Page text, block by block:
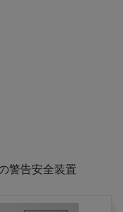
警告安全装置